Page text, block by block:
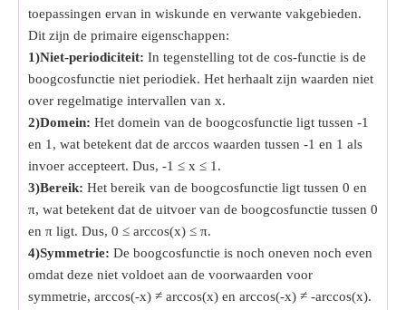
toepassingen ervan in wiskunde en verwante vakgebieden.
Dit zijn de primaire eigenschappen:
1)Niet-periodiciteit: In tegenstelling tot de cos-functie is de
boogcosfunctie niet periodiek. Het herhaalt zijn waarden niet
over regelmatige intervallen van x.
2)Domein: Het domein van de boogcosfunctie ligt tussen -1
en 1, wat betekent dat de arccos waarden tussen -1 en 1 als
invoer accepteert. Dus, -1 ≤ x ≤ 1.
3)Bereik: Het bereik van de boogcosfunctie ligt tussen 0 en
π, wat betekent dat de uitvoer van de boogcosfunctie tussen 0
en π ligt. Dus, 0 ≤ arccos(x) ≤ π.
4)Symmetrie: De boogcosfunctie is noch oneven noch even
omdat deze niet voldoet aan de voorwaarden voor
symmetrie, arccos(-x) ≠ arccos(x) en arccos(-x) ≠ -arccos(x).